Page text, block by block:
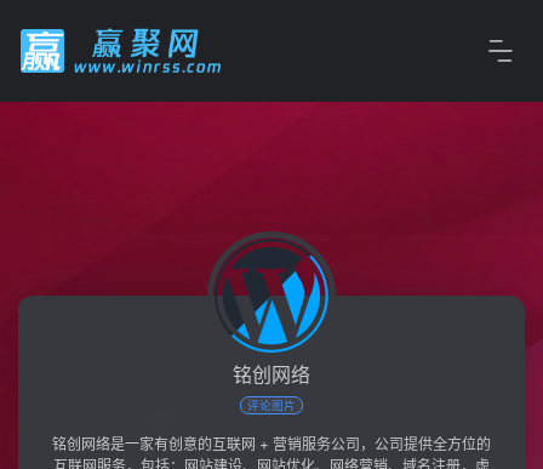
铭创网络
评论图片
铭创网络是一家有创意的互联网 + 营销服务公司，公司提供全方位的